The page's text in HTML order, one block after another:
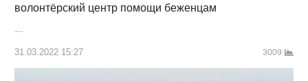
волонтёрский центр помощи беженцам
…
31.03.2022 15:27 3009